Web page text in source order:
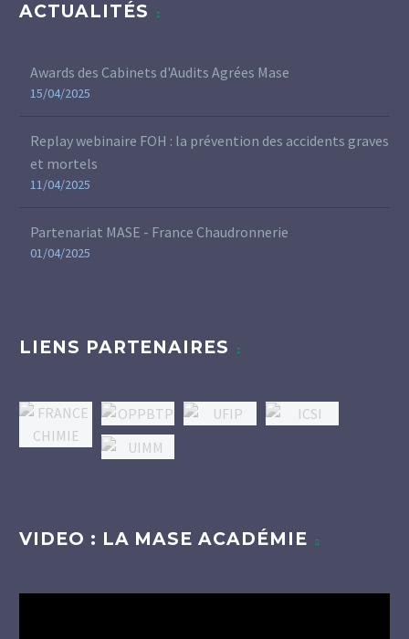
ACTUALITÉS
Awards des Cabinets d'Audits Agrées Mase
15/04/2025
Replay webinaire FOH : la prévention des accidents graves
et mortels
11/04/2025
Partenariat MASE - France Chaudronnerie
01/04/2025
LIENS PARTENAIRES
VIDEO : LA MASE ACADÉMIE